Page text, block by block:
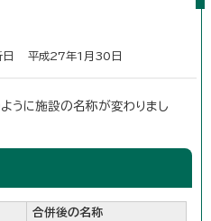
平成27年1月30日
うに施設の名称が変わりまし
合併後の名称